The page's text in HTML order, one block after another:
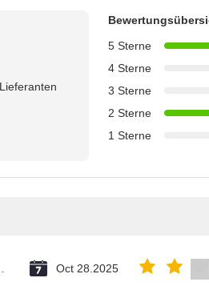
5 Sterne
4 Sterne
3 Sterne
2 Sterne
1 Sterne
Oct 28.2025